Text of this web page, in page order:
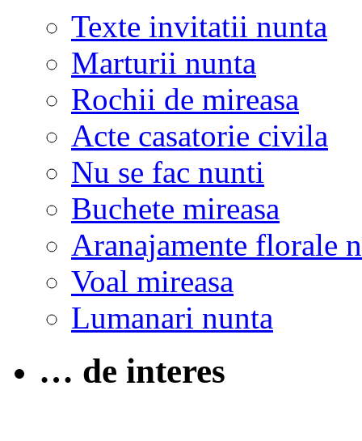
Texte invitatii nunta
Marturii nunta
Rochii de mireasa
Acte casatorie civila
Nu se fac nunti
Buchete mireasa
Aranajamente florale
Voal mireasa
Lumanari nunta
… de interes